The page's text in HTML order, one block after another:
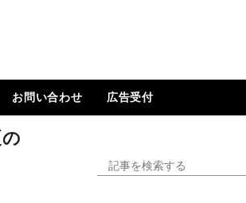
図解）
お問い合わせ 広告受付